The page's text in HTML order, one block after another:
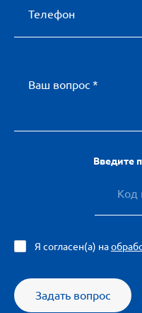
Телефон
Ваш вопрос *
Введите
Задать вопрос
Я согласен(а) на